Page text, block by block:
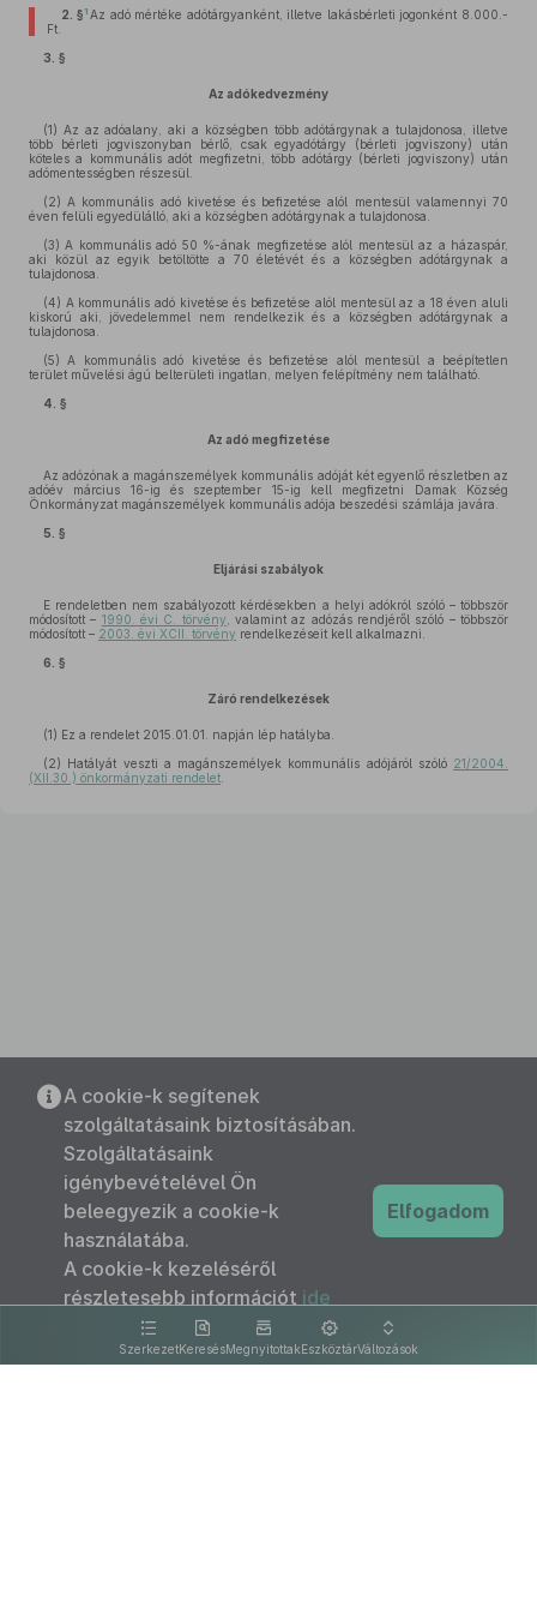
2. § 1 Az adó mértéke adótárgyanként, illetve lakásbérleti jogonként 8.000.-
Ft.
3. §
Az adókedvezmény
(1) Az az adóalany, aki a községben több adótárgynak a tulajdonosa, illetve
több bérleti jogviszonyban bérlő, csak egyadótárgy (bérleti jogviszony) után
köteles a kommunális adót megfizetni, több adótárgy (bérleti jogviszony) után
adómentességben részesül.
(2) A kommunális adó kivetése és befizetése alól mentesül valamennyi 70
éven felüli egyedülálló, aki a községben adótárgynak a tulajdonosa.
(3) A kommunális adó 50 %-ának megfizetése alól mentesül az a házaspár,
aki közül az egyik betöltötte a 70 életévét és a községben adótárgynak a
tulajdonosa.
(4) A kommunális adó kivetése és befizetése alól mentesül az a 18 éven aluli
kiskorú aki, jövedelemmel nem rendelkezik és a községben adótárgynak a
tulajdonosa.
(5) A kommunális adó kivetése és befizetése alól mentesül a beépítetlen
terület művelési ágú belterületi ingatlan, melyen felépítmény nem található.
4. §
Az adó megfizetése
Az adózónak a magánszemélyek kommunális adóját két egyenlő részletben az
adóév március 16-ig és szeptember 15-ig kell megfizetni Damak Község
Önkormányzat magánszemélyek kommunális adója beszedési számlája javára.
5. §
Eljárási szabályok
E rendeletben nem szabályozott kérdésekben a helyi adókról szóló – többször
módosított – 1990. évi C. törvény , valamint az adózás rendjéről szóló – többször
módosított – 2003. évi XCII. törvény rendelkezéseit kell alkalmazni.
6. §
Záró rendelkezések
(1) Ez a rendelet 2015.01.01. napján lép hatályba.
(2) Hatályát veszti a magánszemélyek kommunális adójáról szóló 21/2004.
(XII.30.) önkormányzati rendelet
SzerkezetKeresésMegnyitottakEszköztárVáltozások
A cookie-k segítenek
szolgáltatásaink biztosításában.
Szolgáltatásaink
igénybevételével Ön
beleegyezik a cookie-k
használatába.
A cookie-k kezeléséről
részletesebb információt ide
kattintva olvashat.
Elfogadom